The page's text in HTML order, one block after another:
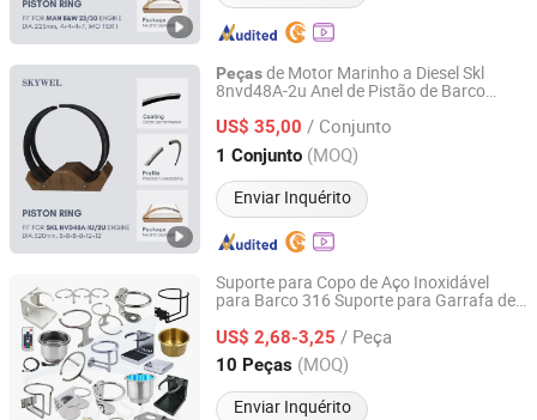
Peçasde Motor Marinho a Diesel Skl
8nvd48A-2u Anel de Pistão de Barco
697-19-104
US$ 35,00 / Conjunto
1 Conjunto (MOQ)
Enviar Inquérito
SKYWEL MACHINERY CO., LTD.
Hunan, China Desde 2025
Suporte para Copo de Aço Inoxidável
para Barco 316 Suporte para Garrafa de
Copo de Barco
US$ 2,68-3,25 / Peça
10 Peças (MOQ)
Enviar Inquérito
Qingdao Alastin Outdoor Products Co., Ltd.
Shandong, China Desde 2023